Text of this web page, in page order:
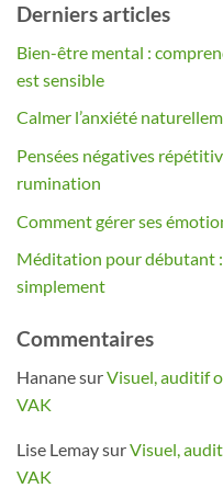
Derniers articles
Bien-être mental :
est sensible
Calmer l’anxiété
Pensées négatives
rumination
Comment gérer ses
Méditation pour débutant
simplement
Commentaires
HananesurVisuel, auditif
VAK
Lise LemaysurVisuel,
VAK